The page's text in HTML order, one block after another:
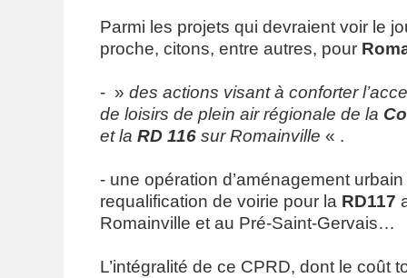
Parmi les projets qui devraient voir le
proche, citons, entre autres, pour
- » des actions visant à conforter
de loisirs de plein air régionale de la
et la RD 116 sur Romainville « .
- une opération d’aménagement
requalification de voirie pour la RD117
Romainville et au Pré-Saint-Gervais…
L’intégralité de ce CPRD, dont le coût